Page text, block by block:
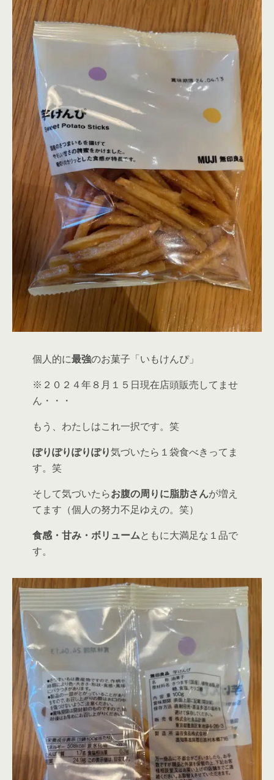
個人的に最強のお菓子「いもけんぴ」
※２０２４年８月１５日現在店頭販売してませ
ん・・・
もう、わたしはこれ一択です。笑
ぽりぽりぽりぽり気づいたら１袋食べきってま
す。笑
そして気づいたらお腹の周りに脂肪さんが増え
てます（個人の努力不足ゆえの。笑）
食感・甘み・ボリュームともに大満足な１品で
す。